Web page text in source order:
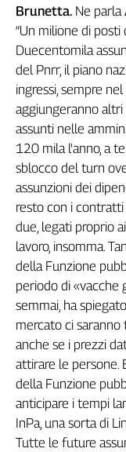
Brunetta. Ne parla
“Un milione di posti
Duecentomila
del Pnrr, il piano
ingressi, sempre
aggiungeranno
assunti nelle
120 mila l'anno, a
sblocco del turn
assunzioni dei
resto con i
due, legati proprio
lavoro, insomma.
della Funzione
periodo di «vacche
semmai, ha
mercato ci
anche se i prezzi
attirare le persone.
della Funzione
anticipare i tempi
InPa, una sorta di
Tutte le future